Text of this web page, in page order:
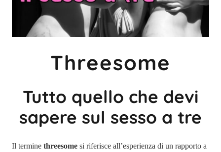
Threesome
Tutto quello che devi
sapere sul sesso a tre
Il termine threesome si riferisce all’esperienza di un rapporto a